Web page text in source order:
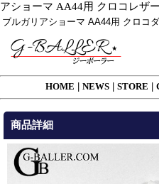
アショーマ AA44用 クロコレザ
ブルガリアショーマ AA44用 クロコ
HOME NEWS STORE
商品詳細